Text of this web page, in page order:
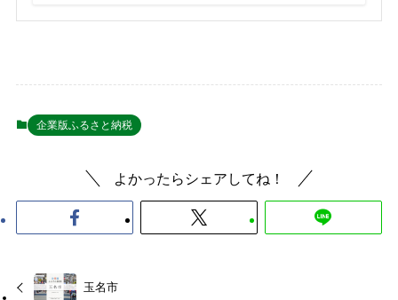
企業版ふるさと納税
よかったらシェアしてね！
玉名市